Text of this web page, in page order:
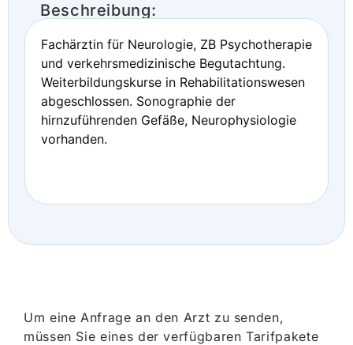
Beschreibung:
Fachärztin für Neurologie, ZB Psychotherapie
und verkehrsmedizinische Begutachtung.
Weiterbildungskurse in Rehabilitationswesen
abgeschlossen. Sonographie der
hirnzuführenden Gefäße, Neurophysiologie
vorhanden.
Um eine Anfrage an den Arzt zu senden,
müssen Sie eines der verfügbaren Tarifpakete